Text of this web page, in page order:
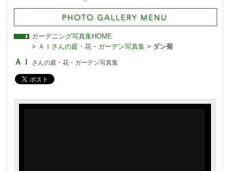
ガーデニング写真集HOME
> ＡＩさんの庭・花・ガーデン写真集> ダン菊
ＡＩ さんの庭・花・ガーデン写真集